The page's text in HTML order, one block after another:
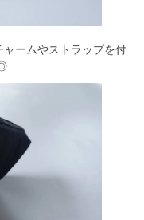
ームやストラップを付